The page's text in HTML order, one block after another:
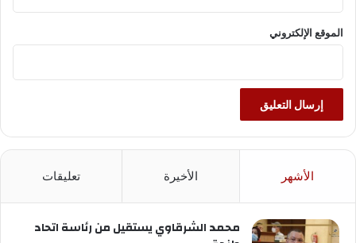
الموقع الإلكتروني
الأشهر الأخيرة تعليقات
محمد الشرقاوي يستقيل من رئاسة اتحاد